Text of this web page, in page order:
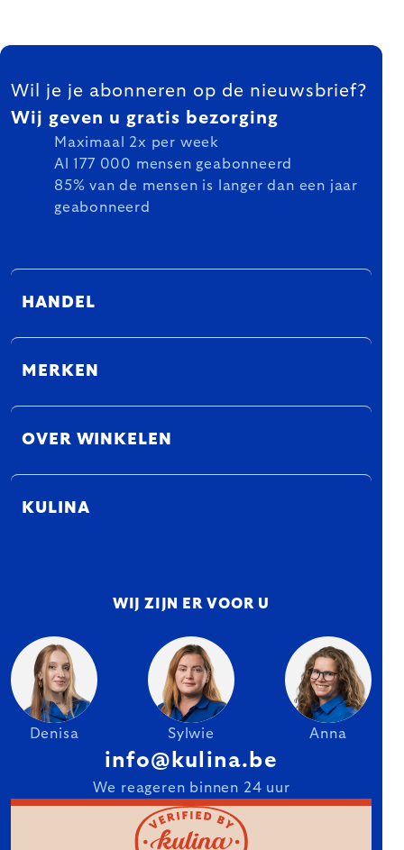
FOOTER
Wil je je abonneren op de nieuwsbrief?
Wij geven u gratis bezorging
Maximaal 2x per week
Al 177 000 mensen geabonneerd
85% van de mensen is langer dan een jaar
geabonneerd
HANDEL
MERKEN
OVER WINKELEN
KULINA
WIJ ZIJN ER VOOR U
Denisa Sylwie Anna
info@kulina.be
We reageren binnen 24 uur